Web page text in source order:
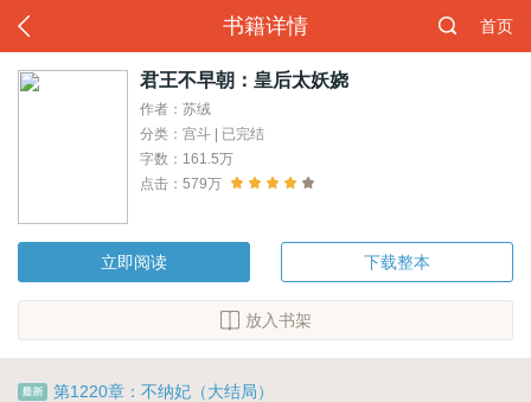
书籍详情 首页
君王不早朝：皇后太妖娆
作者：苏绒
分类：宫斗 | 已完结
字数：161.5万
点击：579万
立即阅读 下载整本
放入书架
第1220章：不纳妃（大结局）